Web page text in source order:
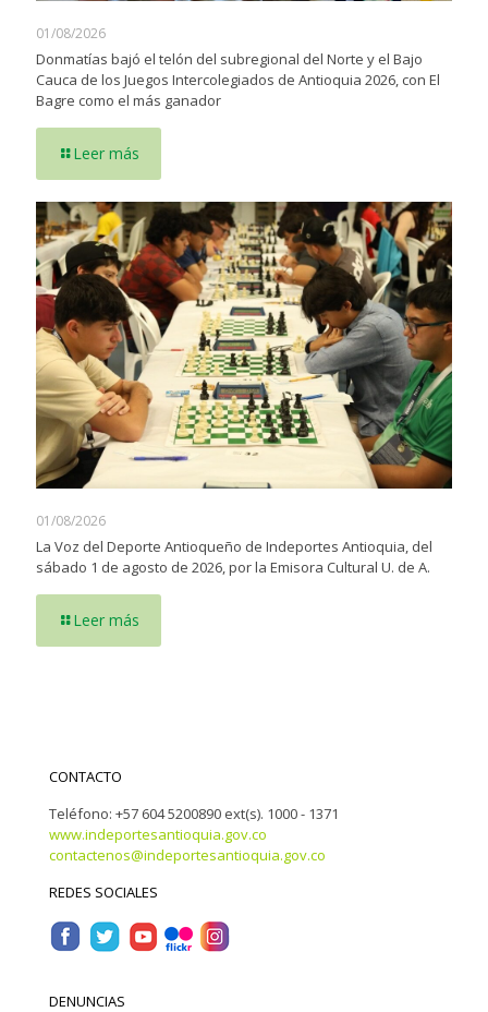
01/08/2026
Donmatías bajó el telón del subregional del Norte y el Bajo
Cauca de los Juegos Intercolegiados de Antioquia 2026, con El
Bagre como el más ganador
Leer más
01/08/2026
La Voz del Deporte Antioqueño de Indeportes Antioquia, del
sábado 1 de agosto de 2026, por la Emisora Cultural U. de A.
Leer más
CONTACTO
Teléfono: +57 604 5200890 ext(s). 1000 - 1371
www.indeportesantioquia.gov.co
contactenos@indeportesantioquia.gov.co
REDES SOCIALES
DENUNCIAS